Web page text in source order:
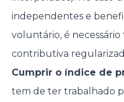
independentes e
voluntário, é
contributiva
Cumprir o índice de
tem de ter trabalhado